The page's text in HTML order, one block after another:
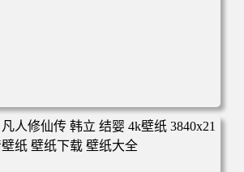
卡通场景 夏日休闲 夏日壁纸 治愈系 童
笔小新 电脑桌面 高清壁纸 壁纸下载 壁